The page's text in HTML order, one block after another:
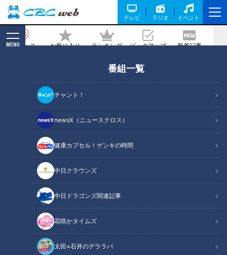
テレビ ラジオ イベント
ニュース お気に入り ランキング ピックアップ 新着記事
MENU
番組一覧
チャント！
newsX（ニュースクロス）
健康カプセル！ゲンキの時間
中日クラウンズ
中日ドラゴンズ関連記事
花咲かタイムズ
太田×石井のデララバ
ホストに高額料金を払う女性たち で
も“疑似恋愛”は御法度に!?
記事に戻る